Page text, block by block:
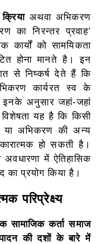
अथवा अभिकरण
का निरन्तर प्रवाह’
को सामयिकता
होना मानते है। इन
से निष्कर्ष देते हैं कि
कार्यरत स्व के
अनुसार जहां-जहां
विशेषता यह है कि किसी
या अभिकरण की अन्य
हो सकती है।
में ऐतिहासिक
का प्रयोग किया है।
परिप्रेक्ष्य
सामाजिक कर्ता समाज
की दशों के बारे में